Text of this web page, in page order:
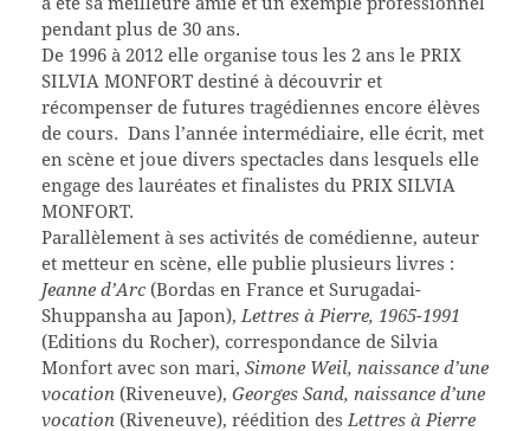
pendant plus de 30 ans.
De 1996 à 2012 elle organise tous les 2 ans le PRIX
SILVIA MONFORT destiné à découvrir et
récompenser de futures tragédiennes encore élèves
de cours. Dans l’année intermédiaire, elle écrit, met
en scène et joue divers spectacles dans lesquels elle
engage des lauréates et finalistes du PRIX SILVIA
MONFORT.
Parallèlement à ses activités de comédienne, auteur
et metteur en scène, elle publie plusieurs livres :
Jeanne d’Arc (Bordas en France et Surugadai-
Shuppansha au Japon),Lettres à Pierre, 1965-1991
(Editions du Rocher), correspondance de Silvia
Monfort avec son mari, Simone Weil, naissance d’une
vocation (Riveneuve), Georges Sand, naissance d’une
vocation (Riveneuve), réédition desLettres à Pierre